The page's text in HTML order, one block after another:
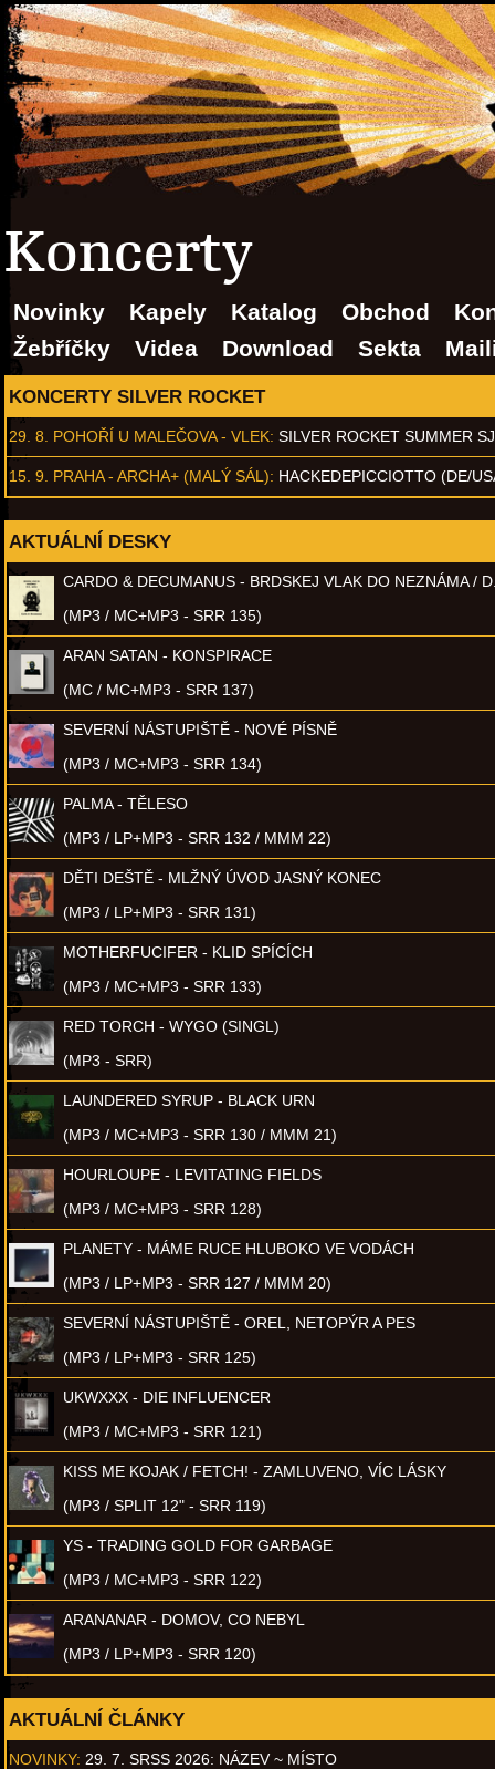
Koncerty
Novinky Kapely Katalog Obchod
Žebříčky
Videa Download Sekta
KONCERTY SILVER ROCKET
29. 8. POHOŘÍ U MALEČOVA - VLEK: SILVER ROCKET SUMMER
15. 9. PRAHA - ARCHA+ (MALÝ SÁL): HACKEDEPICCIOTTO (DE/
AKTUÁLNÍ DESKY
CARDO & DECUMANUS - BRDSKEJ VLAK DO NEZNÁMA /
(MP3 / MC+MP3 - SRR 135)
ARAN SATAN - KONSPIRACE
(MC / MC+MP3 - SRR 137)
SEVERNÍ NÁSTUPIŠTĚ - NOVÉ PÍSNĚ
(MP3 / MC+MP3 - SRR 134)
PALMA - TĚLESO
(MP3 / LP+MP3 - SRR 132 / MMM 22)
DĚTI DEŠTĚ - MLŽNÝ ÚVOD JASNÝ KONEC
(MP3 / LP+MP3 - SRR 131)
MOTHERFUCIFER - KLID SPÍCÍCH
(MP3 / MC+MP3 - SRR 133)
RED TORCH - WYGO (SINGL)
(MP3 - SRR)
LAUNDERED SYRUP - BLACK URN
(MP3 / MC+MP3 - SRR 130 / MMM 21)
HOURLOUPE - LEVITATING FIELDS
(MP3 / MC+MP3 - SRR 128)
PLANETY - MÁME RUCE HLUBOKO VE VODÁCH
(MP3 / LP+MP3 - SRR 127 / MMM 20)
SEVERNÍ NÁSTUPIŠTĚ - OREL, NETOPÝR A PES
(MP3 / LP+MP3 - SRR 125)
UKWXXX - DIE INFLUENCER
(MP3 / MC+MP3 - SRR 121)
KISS ME KOJAK / FETCH! - ZAMLUVENO, VÍC LÁSKY
(MP3 / SPLIT 12" - SRR 119)
YS - TRADING GOLD FOR GARBAGE
(MP3 / MC+MP3 - SRR 122)
ARANANAR - DOMOV, CO NEBYL
(MP3 / LP+MP3 - SRR 120)
AKTUÁLNÍ ČLÁNKY
NOVINKY: 29. 7. SRSS 2026: NÁZEV ~ MÍSTO